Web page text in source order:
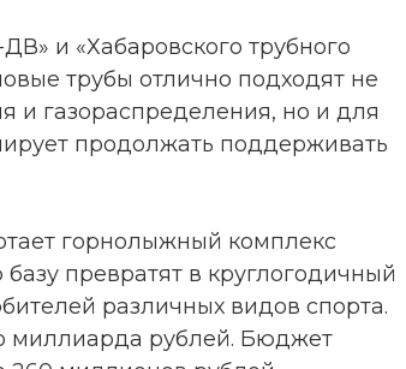
и «Хабаровского трубного
трубы отлично подходят не
и газораспределения, но и для
продолжать поддерживать
горнолыжный комплекс
превратят в круглогодичный
различных видов спорта.
миллиарда рублей. Бюджет